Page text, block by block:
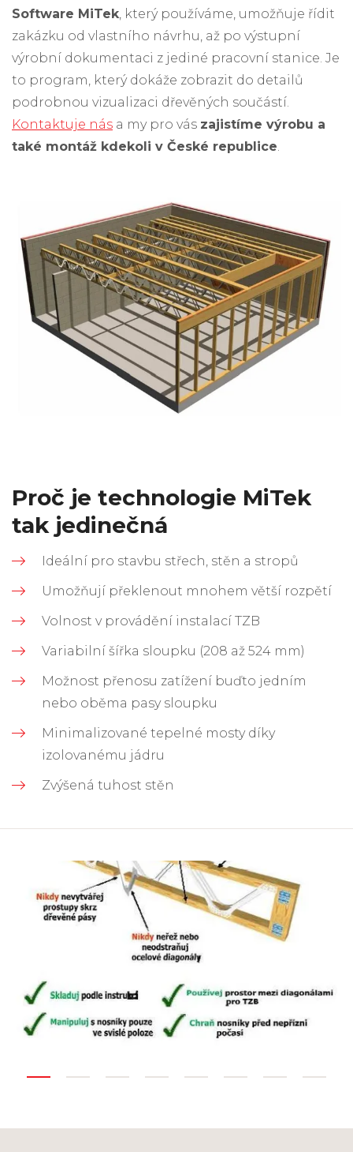
Software MiTek, který používáme, umožňuje řídit
zakázku od vlastního návrhu, až po výstupní
výrobní dokumentaci z jediné pracovní stanice. Je
to program, který dokáže zobrazit do detailů
podrobnou vizualizaci dřevěných součástí.
Kontaktuje nás a my pro vás zajistíme výrobu a
také montáž kdekoli v České republice.
Proč je technologie MiTek
tak jedinečná
Ideální pro stavbu střech, stěn a stropů
Umožňují překlenout mnohem větší rozpětí
Volnost v provádění instalací TZB
Variabilní šířka sloupku (208 až 524 mm)
Možnost přenosu zatížení buďto jedním
nebo oběma pasy sloupku
Minimalizované tepelné mosty díky
izolovanému jádru
Zvýšená tuhost stěn